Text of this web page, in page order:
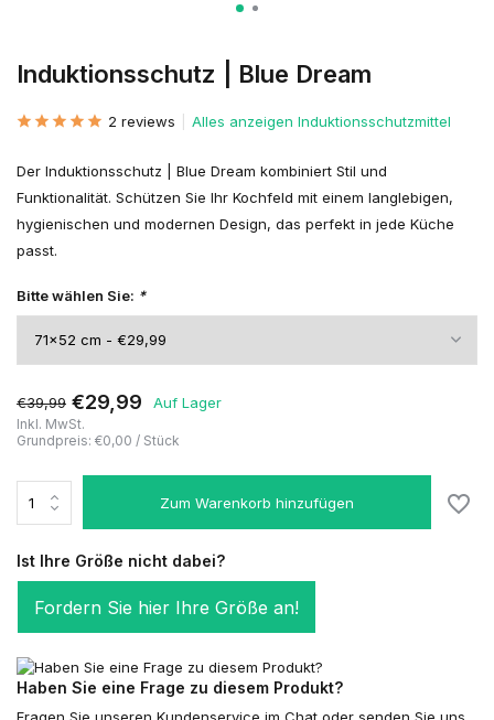
Induktionsschutz | Blue Dream
2 reviews Alles anzeigen Induktionsschutzmittel
Der Induktionsschutz | Blue Dream kombiniert Stil und
Funktionalität. Schützen Sie Ihr Kochfeld mit einem langlebigen,
hygienischen und modernen Design, das perfekt in jede Küche
passt.
Bitte wählen Sie: *
€39,99 €29,99 Auf Lager
Inkl. MwSt.
Grundpreis: €0,00 / Stück
Zum Warenkorb hinzufügen
Ist Ihre Größe nicht dabei?
Fordern Sie hier Ihre Größe an!
Haben Sie eine Frage zu diesem Produkt?